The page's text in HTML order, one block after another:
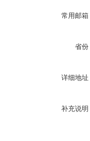
常用邮箱
省份
详细地址
补充说明